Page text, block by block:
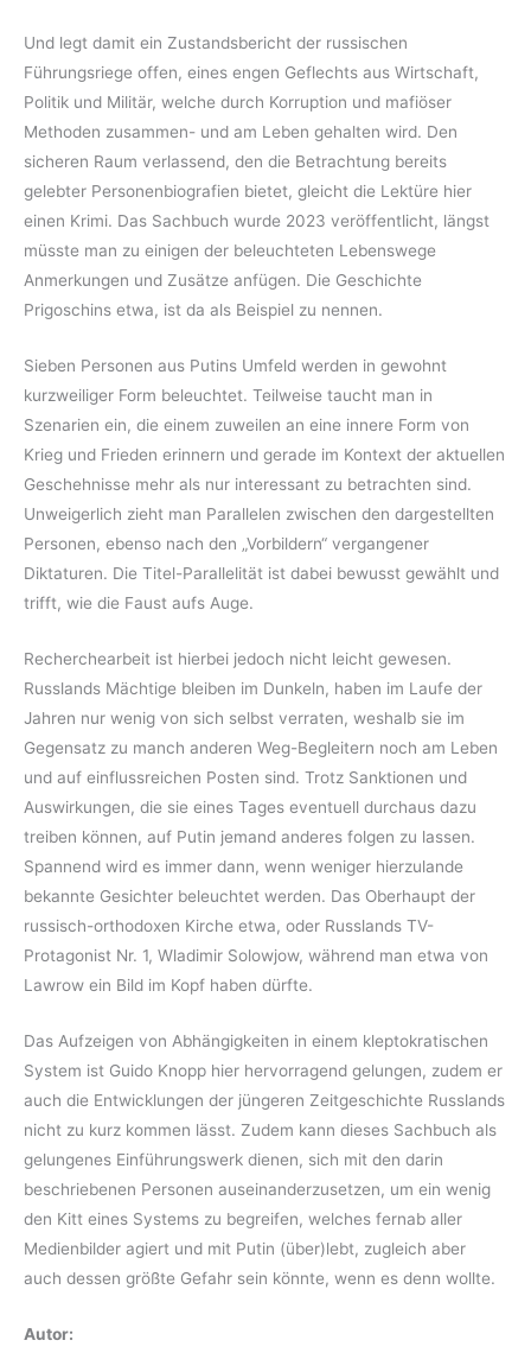
Und legt damit ein Zustandsbericht der russischen
Führungsriege offen, eines engen Geflechts aus Wirtschaft,
Politik und Militär, welche durch Korruption und mafiöser
Methoden zusammen- und am Leben gehalten wird. Den
sicheren Raum verlassend, den die Betrachtung bereits
gelebter Personenbiografien bietet, gleicht die Lektüre hier
einen Krimi. Das Sachbuch wurde 2023 veröffentlicht, längst
müsste man zu einigen der beleuchteten Lebenswege
Anmerkungen und Zusätze anfügen. Die Geschichte
Prigoschins etwa, ist da als Beispiel zu nennen.
Sieben Personen aus Putins Umfeld werden in gewohnt
kurzweiliger Form beleuchtet. Teilweise taucht man in
Szenarien ein, die einem zuweilen an eine innere Form von
Krieg und Frieden erinnern und gerade im Kontext der aktuellen
Geschehnisse mehr als nur interessant zu betrachten sind.
Unweigerlich zieht man Parallelen zwischen den dargestellten
Personen, ebenso nach den „Vorbildern“ vergangener
Diktaturen. Die Titel-Parallelität ist dabei bewusst gewählt und
trifft, wie die Faust aufs Auge.
Recherchearbeit ist hierbei jedoch nicht leicht gewesen.
Russlands Mächtige bleiben im Dunkeln, haben im Laufe der
Jahren nur wenig von sich selbst verraten, weshalb sie im
Gegensatz zu manch anderen Weg-Begleitern noch am Leben
und auf einflussreichen Posten sind. Trotz Sanktionen und
Auswirkungen, die sie eines Tages eventuell durchaus dazu
treiben können, auf Putin jemand anderes folgen zu lassen.
Spannend wird es immer dann, wenn weniger hierzulande
bekannte Gesichter beleuchtet werden. Das Oberhaupt der
russisch-orthodoxen Kirche etwa, oder Russlands TV-
Protagonist Nr. 1, Wladimir Solowjow, während man etwa von
Lawrow ein Bild im Kopf haben dürfte.
Das Aufzeigen von Abhängigkeiten in einem kleptokratischen
System ist Guido Knopp hier hervorragend gelungen, zudem er
auch die Entwicklungen der jüngeren Zeitgeschichte Russlands
nicht zu kurz kommen lässt. Zudem kann dieses Sachbuch als
gelungenes Einführungswerk dienen, sich mit den darin
beschriebenen Personen auseinanderzusetzen, um ein wenig
den Kitt eines Systems zu begreifen, welches fernab aller
Medienbilder agiert und mit Putin (über)lebt, zugleich aber
auch dessen größte Gefahr sein könnte, wenn es denn wollte.
Autor: